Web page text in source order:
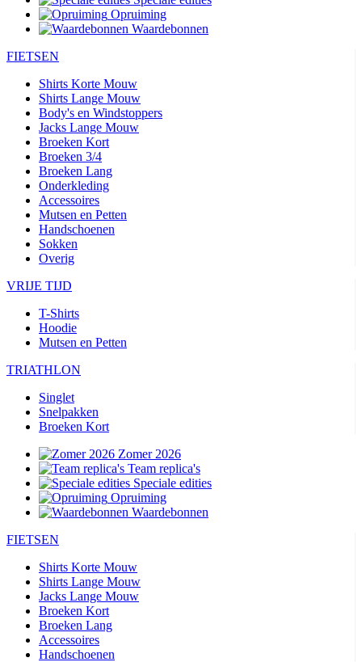
Opruiming
Waardebonnen
FIETSEN
Shirts Korte Mouw
Shirts Lange Mouw
Body's en Windstoppers
Jacks Lange Mouw
Broeken Kort
Broeken 3/4
Broeken Lang
Onderkleding
Accessoires
Mutsen en Petten
Handschoenen
Sokken
Overig
VRIJE TIJD
T-Shirts
Hoodie
Mutsen en Petten
TRIATHLON
Singlet
Snelpakken
Broeken Kort
Zomer 2026
Team replica's
Speciale edities
Opruiming
Waardebonnen
FIETSEN
Shirts Korte Mouw
Shirts Lange Mouw
Jacks Lange Mouw
Broeken Kort
Broeken Lang
Accessoires
Handschoenen